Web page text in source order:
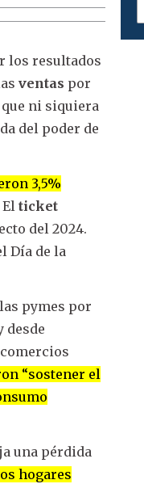
los resultados
ventas por
ni siquiera
del poder de
3,5%
Elticket
del 2024.
Día de la
pymes por
desde
“sostener el
una pérdida
hogares